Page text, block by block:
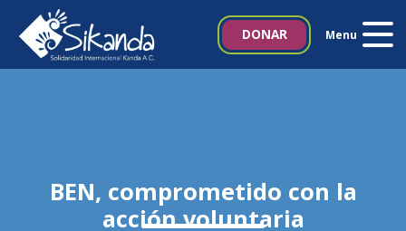
DONAR Menu
Inicio
Noticias
BEN, comprometido con la
acción voluntaria